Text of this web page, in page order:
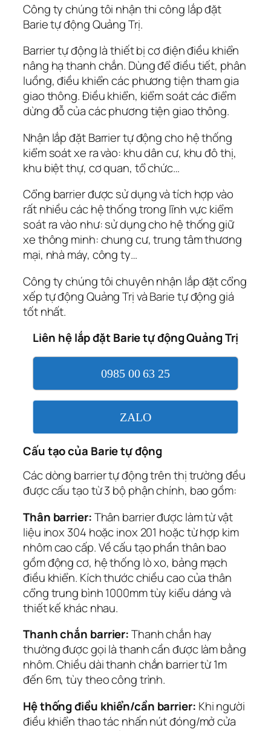
Công ty chúng tôi nhận thi công lắp đặt
Barie tự động Quảng Trị.
Barrier tự động là thiết bị cơ điện điều khiển
nâng hạ thanh chắn. Dùng để điều tiết, phân
luồng, điều khiển các phương tiện tham gia
giao thông. Điều khiển, kiểm soát các điểm
dừng đỗ của các phương tiện giao thông.
Nhận lắp đặt Barrier tự động cho hệ thống
kiểm soát xe ra vào: khu dân cư, khu đô thị,
khu biệt thự, cơ quan, tổ chức…
Cổng barrier được sử dụng và tích hợp vào
rất nhiều các hệ thống trong lĩnh vực kiểm
soát ra vào như: sử dụng cho hệ thống giữ
xe thông minh: chung cư, trung tâm thương
mại, nhà máy, công ty…
Công ty chúng tôi chuyên nhận lắp đặt cổng
xếp tự động Quảng Trị và Barie tự động giá
tốt nhất.
Liên hệ lắp đặt Barie tự động Quảng Trị
0985 00 63 25
ZALO
Cấu tạo của Barie tự động
Các dòng barrier tự động trên thị trường đều
được cấu tạo từ 3 bộ phận chính, bao gồm:
Thân barrier:Thân barrier được làm từ vật
liệu inox 304 hoặc inox 201 hoặc từ hợp kim
nhôm cao cấp. Về cấu tạo phần thân bao
gồm động cơ, hệ thống lò xo, bảng mạch
điều khiển. Kích thước chiều cao của thân
cổng trung bình 1000mm tùy kiểu dáng và
thiết kế khác nhau.
Thanh chắn barrier:Thanh chắn hay
thường được gọi là thanh cần được làm bằng
nhôm. Chiều dài thanh chắn barrier từ 1m
đến 6m, tùy theo công trình.
Hệ thống điều khiển/cần barrier: Khi người
điều khiển thao tác nhấn nút đóng/mở cửa